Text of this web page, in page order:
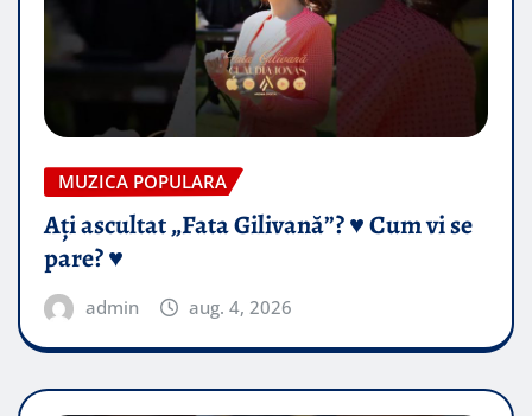
MUZICA POPULARA
Ați ascultat „Fata Gilivană”? ♥️ Cum vi se
pare? ♥️
admin aug. 4, 2026